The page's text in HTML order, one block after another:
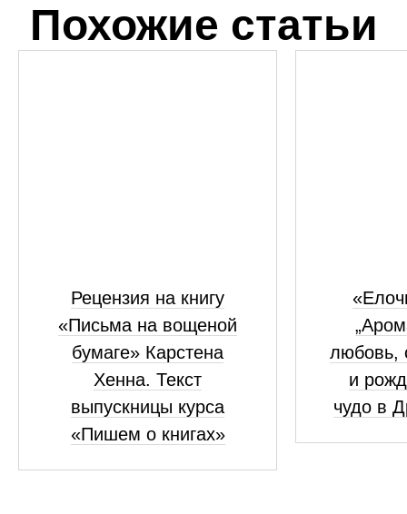
Похожие статьи
Рецензия на книгу
«Письма на вощеной
бумаге» Карстена
Хенна. Текст
выпускницы курса
«Пишем о книгах»
любовь,
и
чудо в